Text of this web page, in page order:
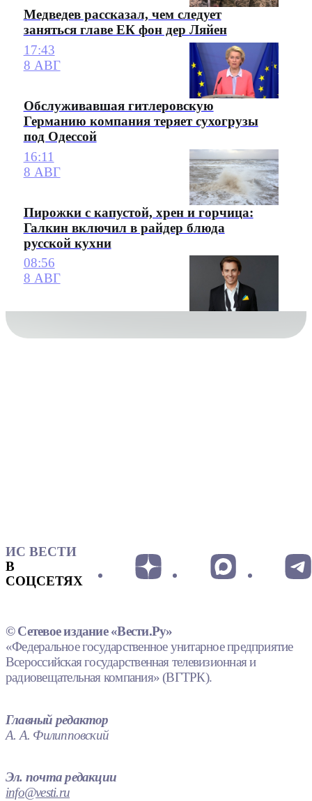
Медведев рассказал, чем следует
заняться главе ЕК фон дер Ляйен
17:43
8 АВГ
Обслуживавшая гитлеровскую
Германию компания теряет сухогрузы
под Одессой
16:11
8 АВГ
Пирожки с капустой, хрен и горчица:
Галкин включил в райдер блюда
русской кухни
08:56
8 АВГ
ИС ВЕСТИ
В
СОЦСЕТЯХ
© Сетевое издание «Вести.Ру»
«Федеральное государственное унитарное предприятие
Всероссийская государственная телевизионная и
радиовещательная компания» (ВГТРК).
Главный редактор
А. А. Филипповский
Эл. почта редакции
info@vesti.ru